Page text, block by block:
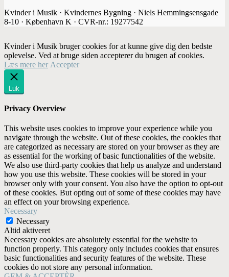
Kvinder i Musik · Kvindernes Bygning · Niels Hemmingsensgade
8-10 · København K · CVR-nr.: 19277542
Kvinder i Musik bruger cookies for at kunne give dig den bedste
oplevelse. Ved at bruge siden accepterer du brugen af cookies.
Læs mere her Accepter
Luk
Privacy Overview
This website uses cookies to improve your experience while you
navigate through the website. Out of these cookies, the cookies that
are categorized as necessary are stored on your browser as they are
as essential for the working of basic functionalities of the website.
We also use third-party cookies that help us analyze and understand
how you use this website. These cookies will be stored in your
browser only with your consent. You also have the option to opt-out
of these cookies. But opting out of some of these cookies may have
an effect on your browsing experience.
Necessary
Necessary
Altid aktiveret
Necessary cookies are absolutely essential for the website to
function properly. This category only includes cookies that ensures
basic functionalities and security features of the website. These
cookies do not store any personal information.